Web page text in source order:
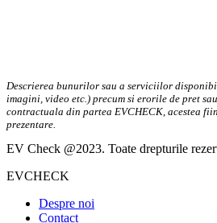
Descrierea bunurilor sau a serviciilor
imagini, video etc.) precum si erorile de pret
contractuala din partea EVCHECK, acestea
prezentare.
EV Check @2023. Toate drepturile
EVCHECK
Despre noi
Contact